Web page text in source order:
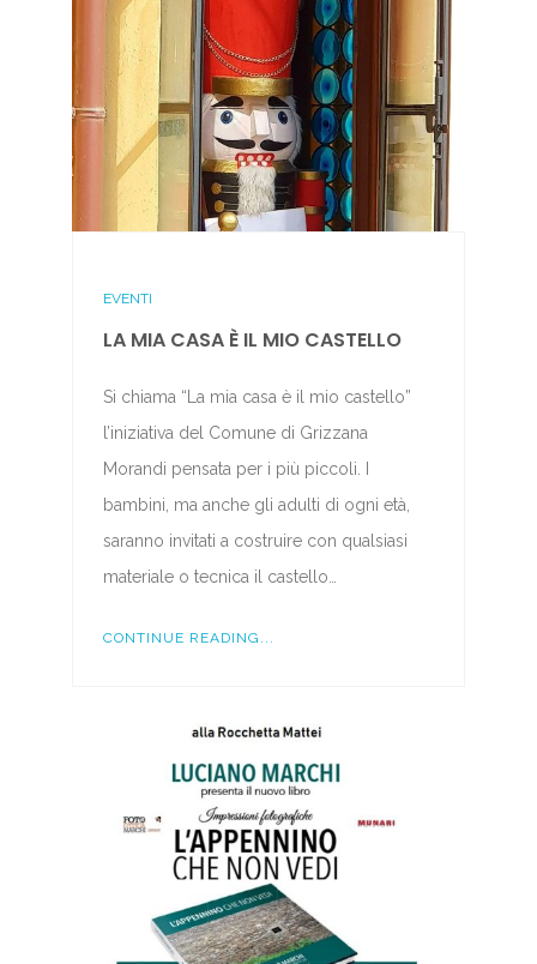
EVENTI
LA MIA CASA È IL MIO CASTELLO
Si chiama “La mia casa è il mio castello”
l’iniziativa del Comune di Grizzana
Morandi pensata per i più piccoli. I
bambini, ma anche gli adulti di ogni età,
saranno invitati a costruire con qualsiasi
materiale o tecnica il castello…
CONTINUE READING...